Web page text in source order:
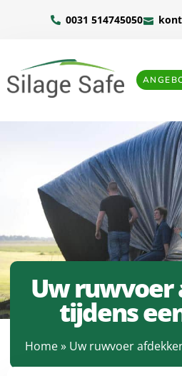
0031 514745050
Uw
tijdens
Home» Uw ruwvoer